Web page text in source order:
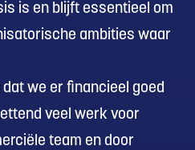
is en blijft essentieel om
ambities waar
dat we er financieel goed
veel werk voor
team en door